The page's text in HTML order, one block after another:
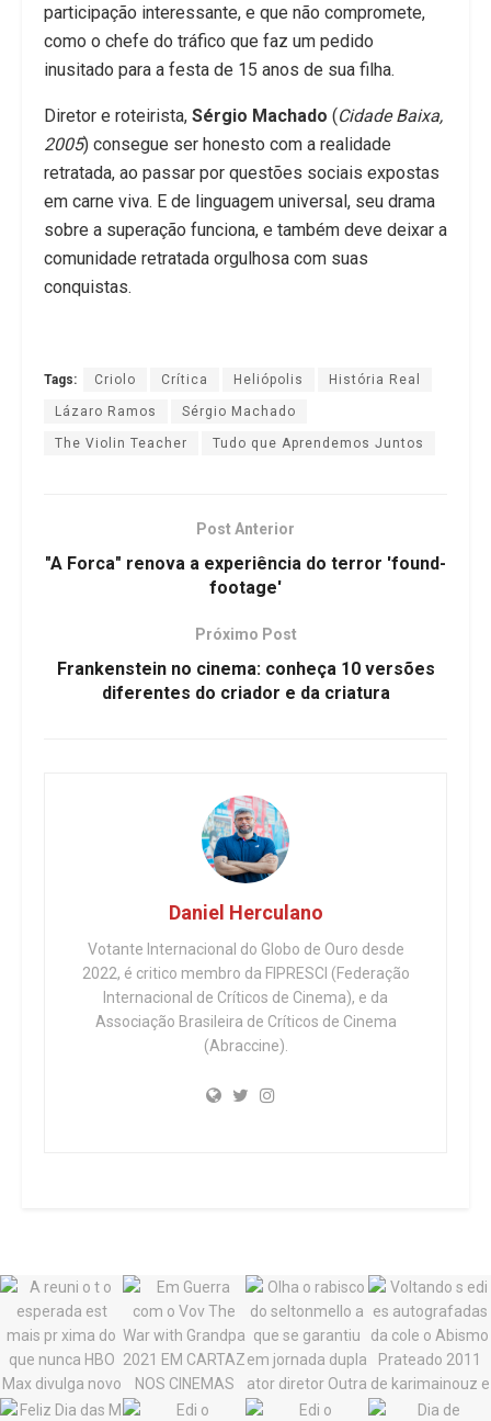
participação interessante, e que não compromete,
como o chefe do tráfico que faz um pedido
inusitado para a festa de 15 anos de sua filha.
Diretor e roteirista, Sérgio Machado (Cidade Baixa,
2005) consegue ser honesto com a realidade
retratada, ao passar por questões sociais expostas
em carne viva. E de linguagem universal, seu drama
sobre a superação funciona, e também deve deixar a
comunidade retratada orgulhosa com suas
conquistas.
Tags: Criolo Crítica Heliópolis História Real
Lázaro Ramos Sérgio Machado
The Violin Teacher Tudo que Aprendemos Juntos
Post Anterior
"A Forca" renova a experiência do terror 'found-
footage'
Próximo Post
Frankenstein no cinema: conheça 10 versões
diferentes do criador e da criatura
Daniel Herculano
Votante Internacional do Globo de Ouro desde
2022, é critico membro da FIPRESCI (Federação
Internacional de Críticos de Cinema), e da
Associação Brasileira de Críticos de Cinema
(Abraccine).